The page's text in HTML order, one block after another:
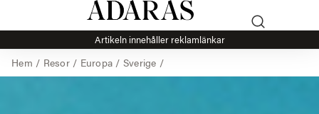
Artikeln innehåller reklamlänkar
Hem / Resor/ Europa / Sverige /